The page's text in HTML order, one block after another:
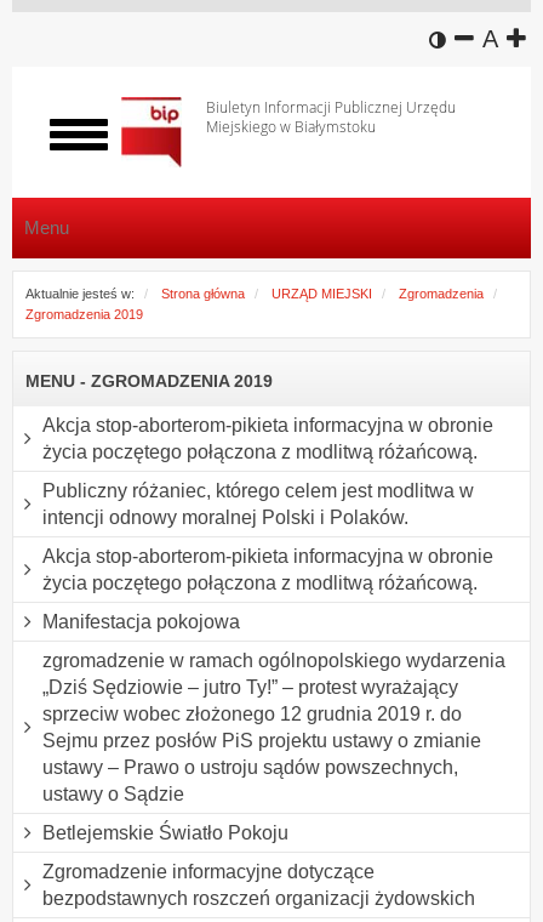
wersja
A
Biuletyn Informacji Publicznej Urzędu
Miejskiego w Białymstoku
Włącz
menu
Menu
Aktualnie jesteś w: Strona główna URZĄD MIEJSKI
Zgromadzenia
Zgromadzenia 2019
MENU - ZGROMADZENIA 2019
Akcja stop-aborterom-pikieta informacyjna w obronie
życia poczętego połączona z modlitwą różańcową.
Publiczny różaniec, którego celem jest modlitwa w
intencji odnowy moralnej Polski i Polaków.
Akcja stop-aborterom-pikieta informacyjna w obronie
życia poczętego połączona z modlitwą różańcową.
Manifestacja pokojowa
zgromadzenie w ramach ogólnopolskiego wydarzenia
„Dziś Sędziowie – jutro Ty!” – protest wyrażający
sprzeciw wobec złożonego 12 grudnia 2019 r. do
Sejmu przez posłów PiS projektu ustawy o zmianie
ustawy – Prawo o ustroju sądów powszechnych,
ustawy o Sądzie
Betlejemskie Światło Pokoju
Zgromadzenie informacyjne dotyczące
bezpodstawnych roszczeń organizacji żydowskich